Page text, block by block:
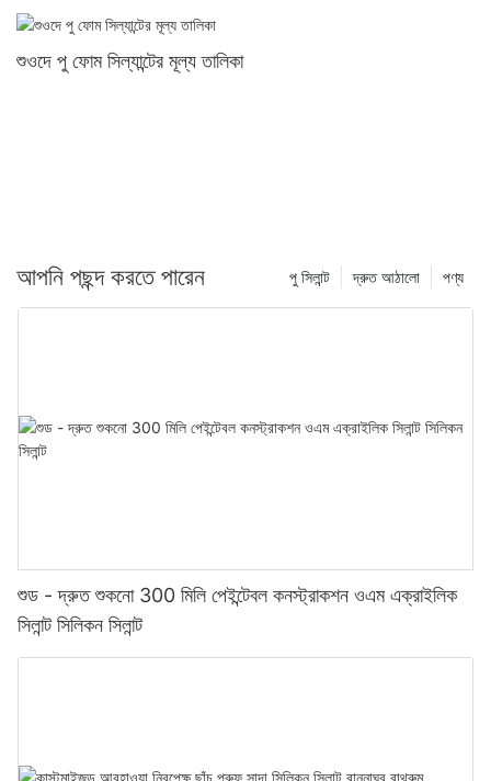
শুওদে পু ফোম সিল্যান্টের মূল্য তালিকা
আপনি পছন্দ করতে পারেন পণ্য
দ্রুত আঠালো
পু সিলান্ট
শুড - দ্রুত শুকনো 300 মিলি পেইন্টেবল কনস্ট্রাকশন ওএম এক্রাইলিক
সিলান্ট সিলিকন সিলান্ট